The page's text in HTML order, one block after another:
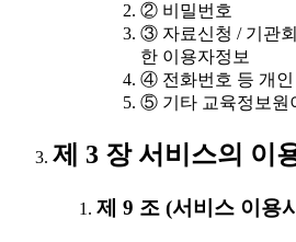
② 비밀번호
③ 자료신청 / 기관
한 이용자정보
④ 전화번호 등 개인
⑤ 기타 교육정보원
제 3 장 서비스의 이
제 9 조 (서비스 이용